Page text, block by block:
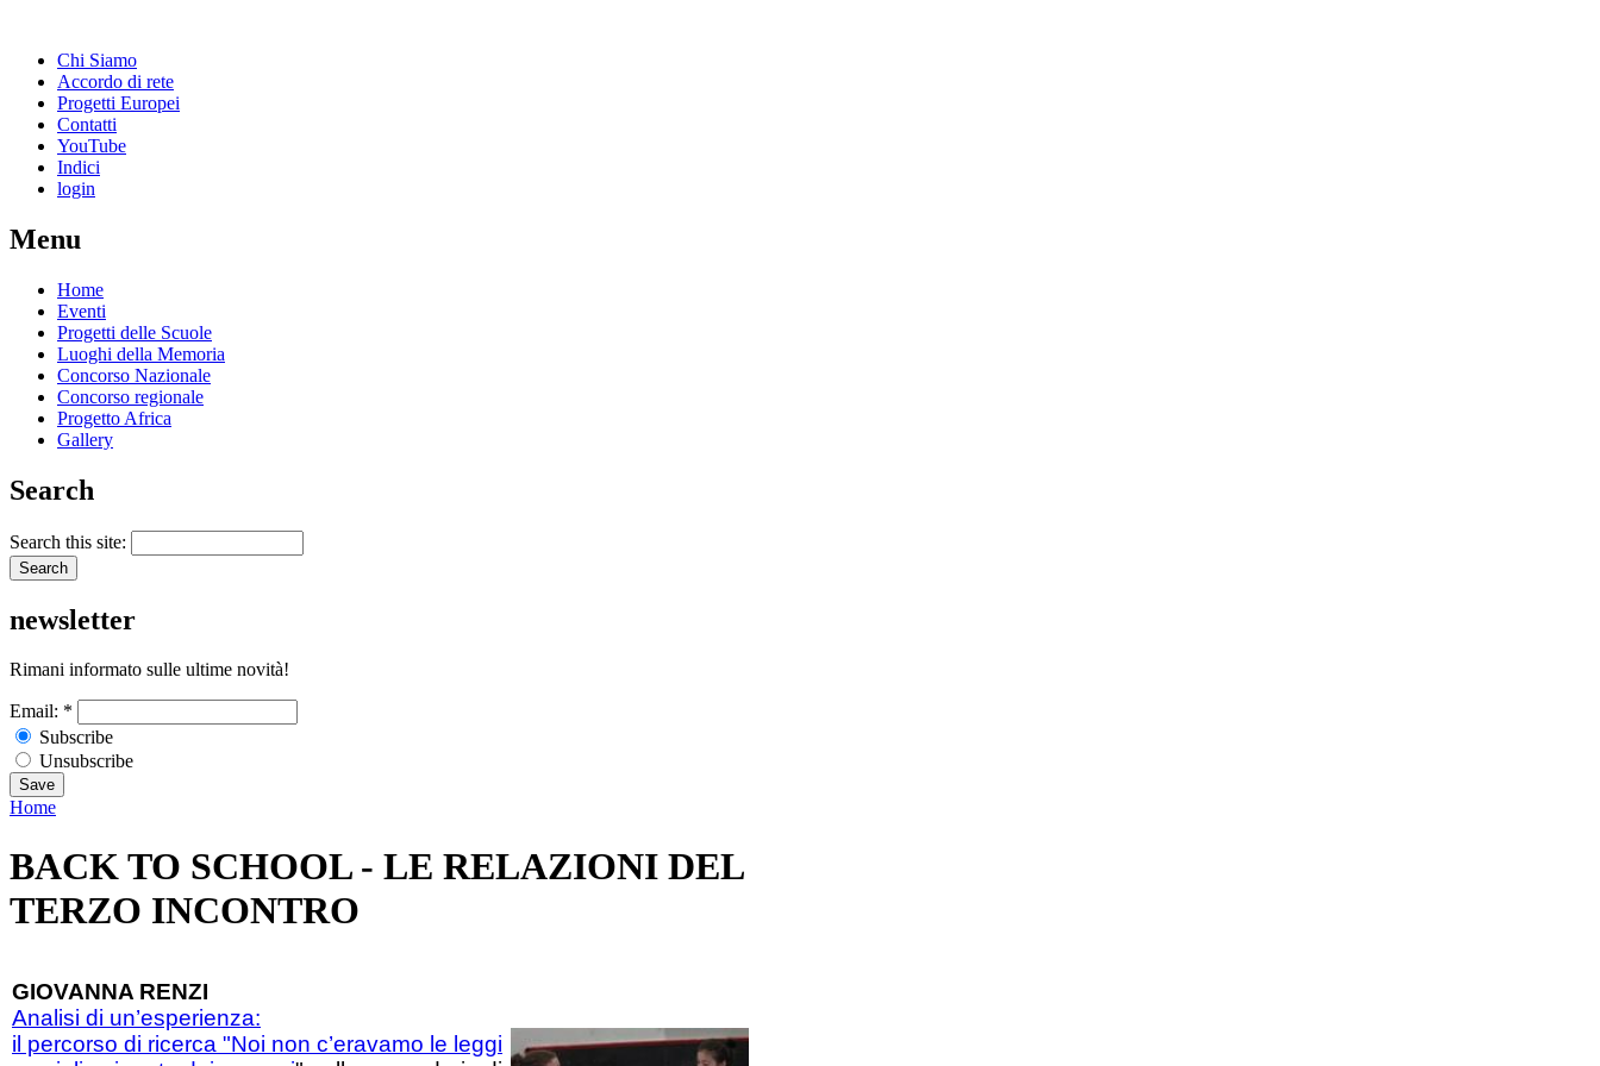
Chi Siamo
Accordo di rete
Progetti Europei
Contatti
YouTube
Indici
login
Menu
Home
Eventi
Progetti delle Scuole
Luoghi della Memoria
Concorso Nazionale
Concorso regionale
Progetto Africa
Gallery
Search
Search this site:
newsletter
Rimani informato sulle ultime novità!
Email: *
Subscribe
Unsubscribe
Home
BACK TO SCHOOL - LE RELAZIONI DEL
TERZO INCONTRO
GIOVANNA RENZI
Analisi di un’esperienza:
il percorso di ricerca "Noi non c’eravamo le leggi